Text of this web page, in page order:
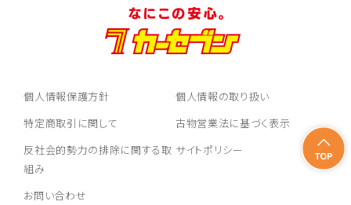
個人情報保護方針
個人情報の取り扱い
特定商取引に関して
古物営業法に基づく表示
反社会的勢力の排除に関する取
組み
サイトポリシー
お問い合わせ